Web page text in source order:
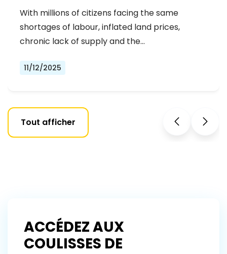
OUT PRIORITIES AHEAD OF
COMMISSION'S AFFORDABLE
HOUSING PLAN
With millions of citizens facing the same
shortages of labour, inflated land prices,
chronic lack of supply and the…
11/12/2025
Tout afficher
ACCÉDEZ AUX
COULISSES DE